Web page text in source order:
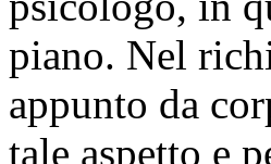
piano. Nel
appunto da
tale aspetto e